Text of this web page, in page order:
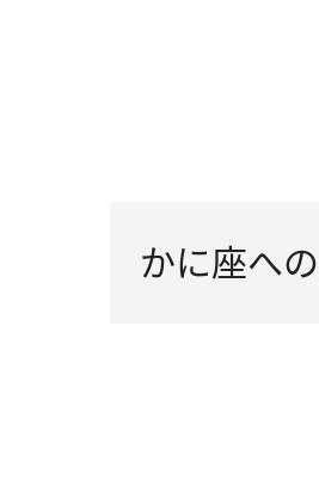
かに座へ